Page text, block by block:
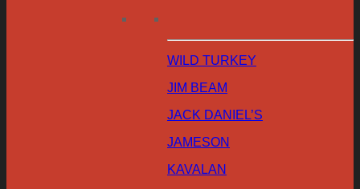
WILD TURKEY
JIM BEAM
JACK DANIEL’S
JAMESON
KAVALAN